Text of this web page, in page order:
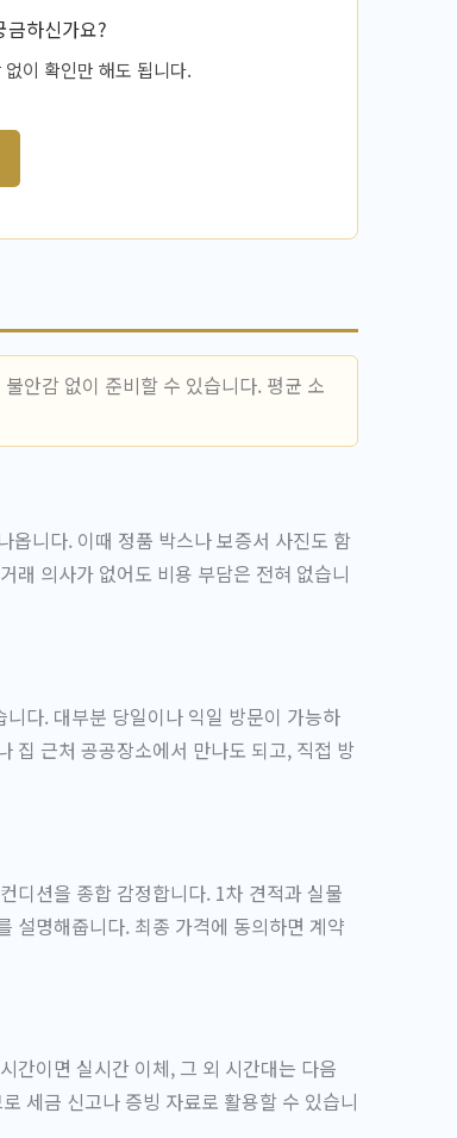
금하신가요?
이 확인만 해도 됩니다.
안감 없이 준비할 수 있습니다. 평균 소
옵니다. 이때 정품 박스나 보증서 사진도 함
래 의사가 없어도 비용 부담은 전혀 없습니
다. 대부분 당일이나 익일 방문이 가능하
집 근처 공공장소에서 만나도 되고, 직접 방
디션을 종합 감정합니다. 1차 견적과 실물
설명해줍니다. 최종 가격에 동의하면 계약
간이면 실시간 이체, 그 외 시간대는 다음
세금 신고나 증빙 자료로 활용할 수 있습니